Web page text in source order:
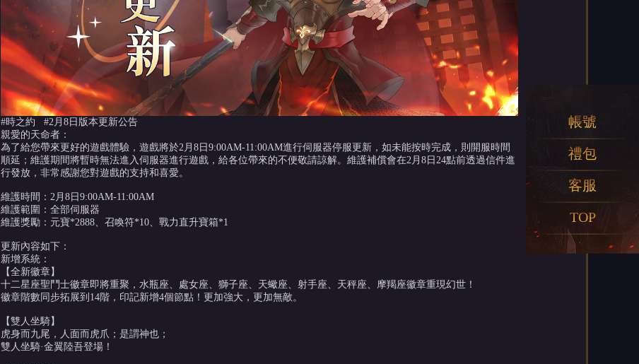
#時之約 #2月8日版本更新公告
親愛的天命者：
為了給您帶來更好的遊戲體驗，遊戲將於2月8日9:00AM-11:00AM進行伺服器停服更新，如未能按時完成，則開服時間
順延；維護期間將暫時無法進入伺服器進行遊戲，給各位帶來的不便敬請諒解。維護補償會在2月8日24點前透過信件進
行發放，非常感謝您對遊戲的支持和喜愛。
維護時間：2月8日9:00AM-11:00AM
維護範圍：全部伺服器
維護獎勵：元寶*2888、召喚符*10、戰力直升寶箱*1
更新內容如下：
新增系統：
【全新徽章】
十二星座聖鬥士徽章即將重聚，水瓶座、處女座、獅子座、天蠍座、射手座、天秤座、摩羯座徽章重現幻世！
徽章階數同步拓展到14階，印記新增4個節點！更加強大，更加無敵。
【雙人坐騎】
虎身而九尾，人面而虎爪；是謂神也；
雙人坐騎·金翼陸吾登場！
帳號
禮包
客服
TOP